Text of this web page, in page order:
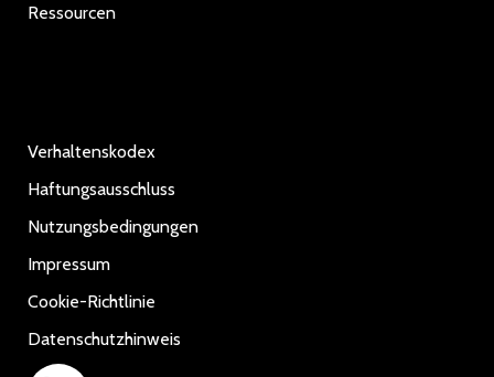
Ressourcen
Verhaltenskodex
Haftungsausschluss
Nutzungsbedingungen
Impressum
Cookie-Richtlinie
Datenschutzhinweis